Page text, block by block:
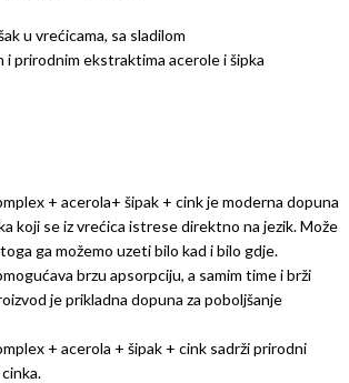
u vrećicama, sa sladilom
i prirodnim ekstraktima acerole i šipka
+ acerola+ šipak + cink je moderna dopuna
koji se iz vrećica istrese direktno na jezik. Može
ga možemo uzeti bilo kad i bilo gdje.
brzu apsorpciju, a samim time i brži
je prikladna dopuna za poboljšanje
+ acerola + šipak + cink sadrži prirodni